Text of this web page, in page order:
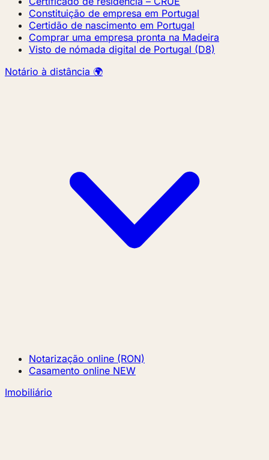
Constituição de empresa em Portugal
Certidão de nascimento em Portugal
Comprar uma empresa pronta na Madeira
Visto de nómada digital de Portugal (D8)
Notário à distância 🌍
Notarização online (RON)
Casamento online NEW
Imobiliário